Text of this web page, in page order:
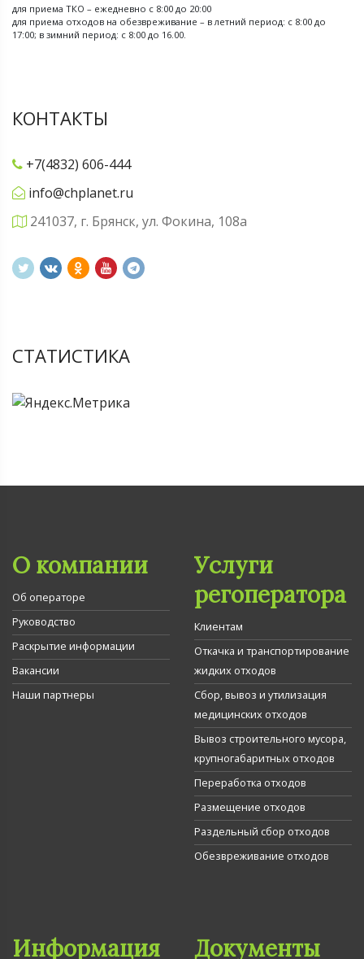
для приема ТКО – ежедневно с 8:00 до 20:00
для приема отходов на обезвреживание – в летний период: с 8:00 до
17:00; в зимний период: с 8:00 до 16.00.
КОНТАКТЫ
+7(4832) 606-444
info@chplanet.ru
241037, г. Брянск, ул. Фокина, 108а
СТАТИСТИКА
О компании
Об операторе
Руководство
Раскрытие информации
Вакансии
Наши партнеры
Услуги
регоператора
Клиентам
Откачка и транспортирование
жидких отходов
Сбор, вывоз и утилизация
медицинских отходов
Вывоз строительного мусора,
крупногабаритных отходов
Переработка отходов
Размещение отходов
Раздельный сбор отходов
Обезвреживание отходов
Информация Документы